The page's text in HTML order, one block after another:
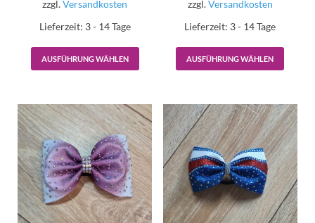
zzgl.Versandkosten
Lieferzeit: 3 - 14 Tage
AUSFÜHRUNG WÄHLEN
zzgl.Versandkosten
Lieferzeit: 3 - 14 Tage
AUSFÜHRUNG WÄHLEN